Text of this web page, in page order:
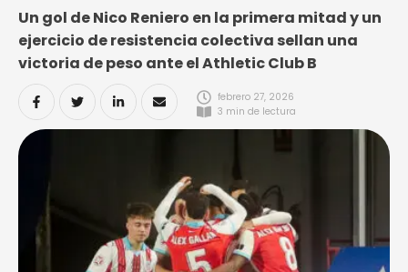
Un gol de Nico Reniero en la primera mitad y un
ejercicio de resistencia colectiva sellan una
victoria de peso ante el Athletic Club B
febrero 27, 2026
3 min de lectura